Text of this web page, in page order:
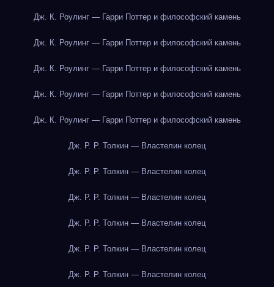
Дж. К. Роулинг — Гарри Поттер и философский камень
Дж. К. Роулинг — Гарри Поттер и философский камень
Дж. К. Роулинг — Гарри Поттер и философский камень
Дж. К. Роулинг — Гарри Поттер и философский камень
Дж. К. Роулинг — Гарри Поттер и философский камень
Дж. Р. Р. Толкин — Властелин колец
Дж. Р. Р. Толкин — Властелин колец
Дж. Р. Р. Толкин — Властелин колец
Дж. Р. Р. Толкин — Властелин колец
Дж. Р. Р. Толкин — Властелин колец
Дж. Р. Р. Толкин — Властелин колец